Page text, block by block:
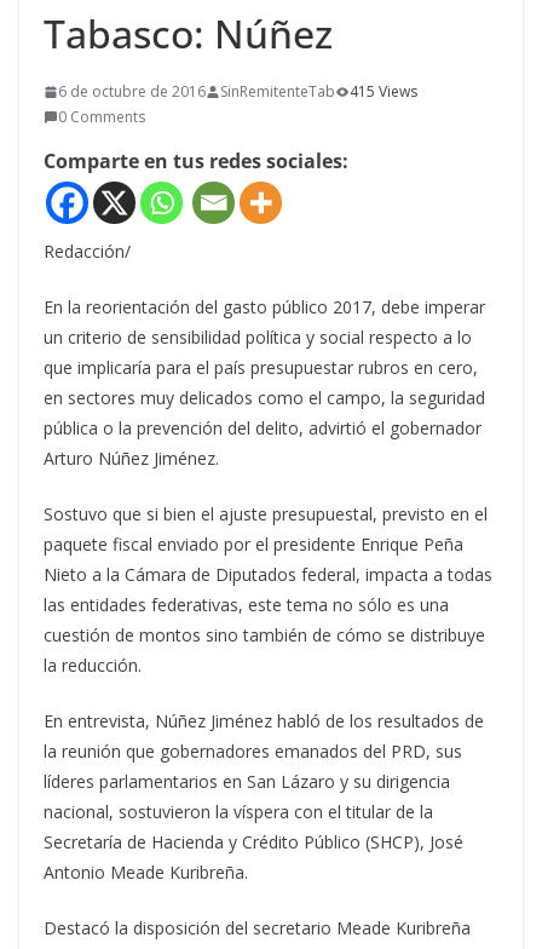
Tabasco: Núñez
6 de octubre de 2016 SinRemitenteTab
415 Views
0 Comments
Comparte en tus redes sociales:
Redacción/
En la reorientación del gasto público 2017, debe imperar
un criterio de sensibilidad política y social respecto a lo
que implicaría para el país presupuestar rubros en cero,
en sectores muy delicados como el campo, la seguridad
pública o la prevención del delito, advirtió el gobernador
Arturo Núñez Jiménez.
Sostuvo que si bien el ajuste presupuestal, previsto en el
paquete fiscal enviado por el presidente Enrique Peña
Nieto a la Cámara de Diputados federal, impacta a todas
las entidades federativas, este tema no sólo es una
cuestión de montos sino también de cómo se distribuye
la reducción.
En entrevista, Núñez Jiménez habló de los resultados de
la reunión que gobernadores emanados del PRD, sus
líderes parlamentarios en San Lázaro y su dirigencia
nacional, sostuvieron la víspera con el titular de la
Secretaría de Hacienda y Crédito Público (SHCP), José
Antonio Meade Kuribreña.
Destacó la disposición del secretario Meade Kuribreña